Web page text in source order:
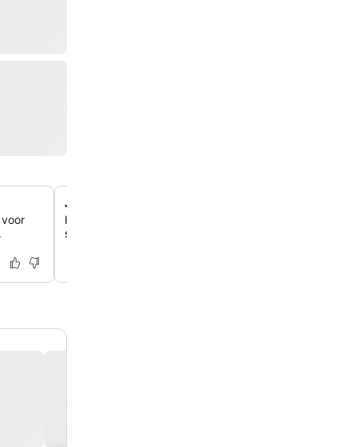
Je eigen mini-sportschool
Houd je fitnessroutine bij in de gloednieuwe, volledig
sportschool, zodat je lekker actief blijft tijdens je verblijf.